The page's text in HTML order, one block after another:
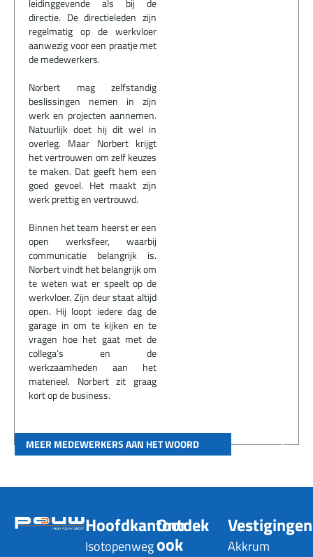
leidinggevende als bij de
directie. De directieleden zijn
regelmatig op de werkvloer
aanwezig voor een praatje met
de medewerkers.
Norbert mag zelfstandig
beslissingen nemen in zijn
werk en projecten aannemen.
Natuurlijk doet hij dit wel in
overleg. Maar Norbert krijgt
het vertrouwen om zelf keuzes
te maken. Dat geeft hem een
goed gevoel. Het maakt zijn
werk prettig en vertrouwd.
Binnen het team heerst er een
open werksfeer, waarbij
communicatie belangrijk is.
Norbert vindt het belangrijk om
te weten wat er speelt op de
werkvloer. Zijn deur staat altijd
open. Hij loopt iedere dag de
garage in om te kijken en te
vragen hoe het gaat met de
collega’s en de
werkzaamheden aan het
materieel. Norbert zit graag
kort op de business.
MEER MEDEWERKERS AAN HET WOORD
Hoofdkantoor
Isotopenweg
Ontdek
ook
Vestigingen
Akkrum